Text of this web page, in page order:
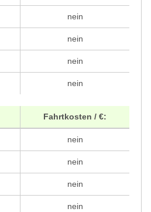
nein
nein
nein
nein
Fahrtkosten / €:
nein
nein
nein
nein